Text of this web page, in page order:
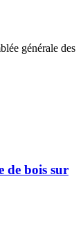
générale des
de bois sur